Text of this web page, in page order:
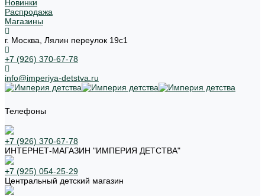
Новинки
Распродажа
Магазины
г. Москва, Лялин переулок 19с1
+7 (926) 370-67-78
info@imperiya-detstva.ru
Телефоны
+7 (926) 370-67-78
ИНТЕРНЕТ-МАГАЗИН "ИМПЕРИЯ ДЕТСТВА"
+7 (925) 054-25-29
Центральный детский магазин